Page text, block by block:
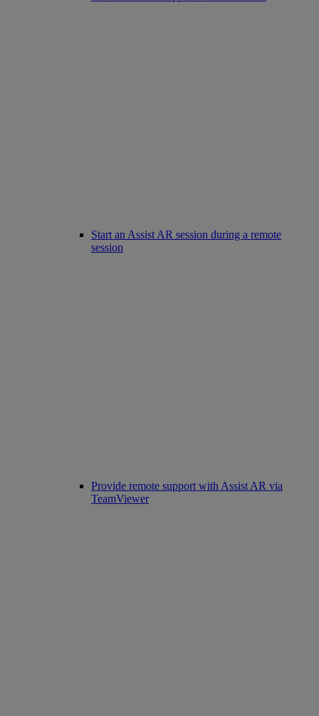
Start an Assist AR session during a remote
session
Provide remote support with Assist AR via
TeamViewer